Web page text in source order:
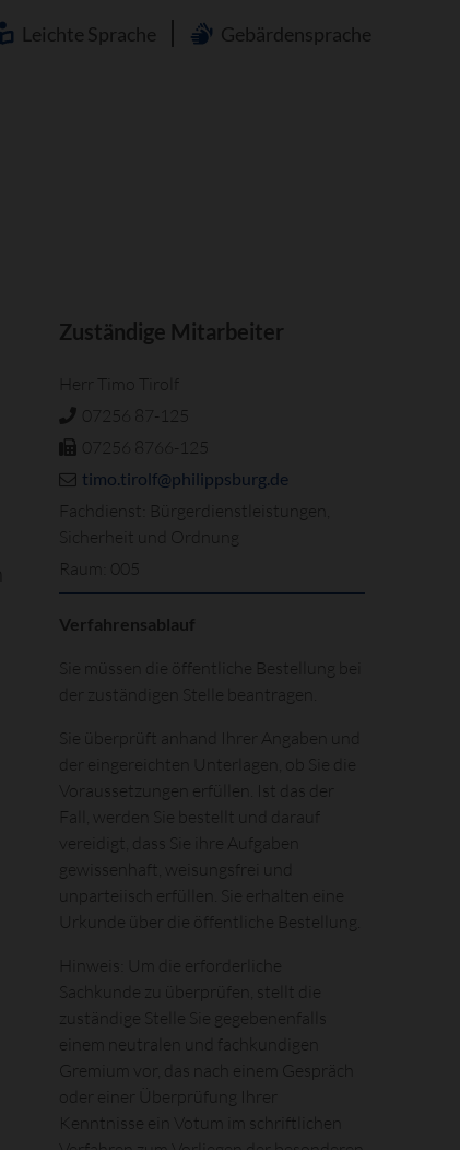
Leichte Sprache Gebärdensprache
Zuständige Mitarbeiter
Herr Timo Tirolf
07256 87-125
07256 8766-125
timo.tirolf@philippsburg.de
Fachdienst: Bürgerdienstleistungen,
Sicherheit und Ordnung
Raum: 005
Verfahrensablauf
Sie müssen die öffentliche Bestellung bei
der zuständigen Stelle beantragen.
Sie überprüft anhand Ihrer Angaben und
der eingereichten Unterlagen, ob Sie die
Voraussetzungen erfüllen. Ist das der
Fall, werden Sie bestellt und darauf
vereidigt, dass Sie ihre Aufgaben
gewissenhaft, weisungsfrei und
unparteiisch erfüllen. Sie erhalten eine
Urkunde über die öffentliche Bestellung.
Hinweis: Um die erforderliche
Sachkunde zu überprüfen, stellt die
zuständige Stelle Sie gegebenenfalls
einem neutralen und fachkundigen
Gremium vor, das nach einem Gespräch
oder einer Überprüfung Ihrer
Kenntnisse ein Votum im schriftlichen